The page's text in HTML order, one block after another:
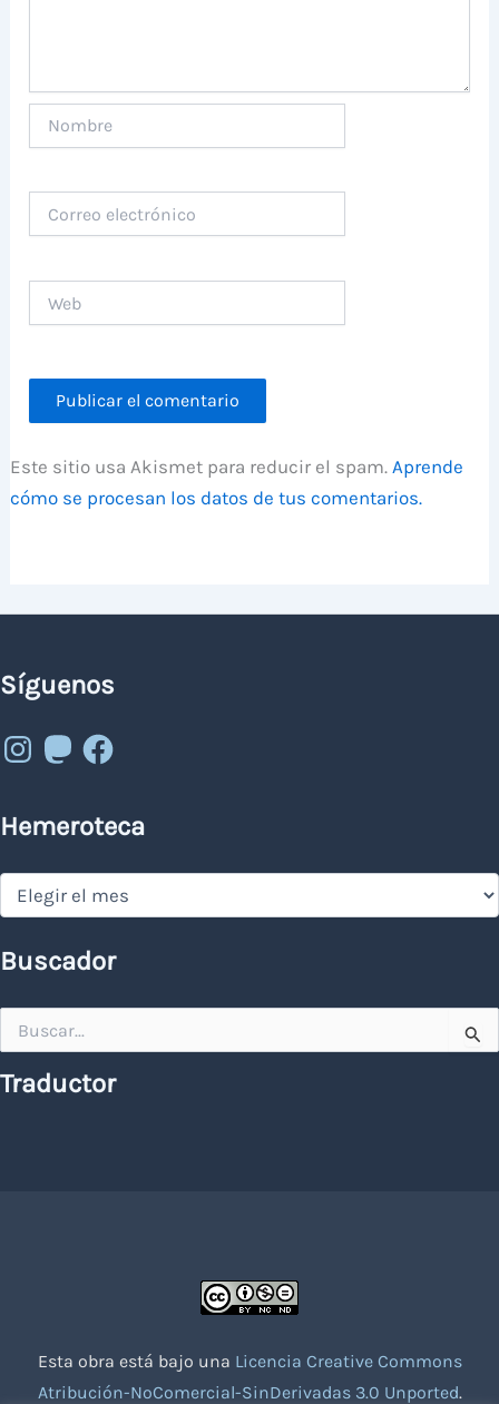
electrónico
Este sitio usa Akismet para reducir el spam.Aprende
cómo se procesan los datos de tus comentarios.
Síguenos
Instagram
MastodonFacebook
Hemeroteca
Hemeroteca
Buscador
por:
Traductor
Esta obra está bajo una Licencia Creative Commons
Atribución-NoComercial-SinDerivadas 3.0 Unported.